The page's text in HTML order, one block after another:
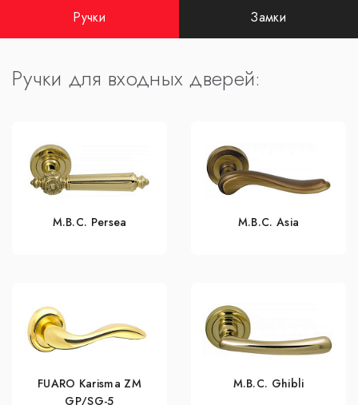
Ручки Замки
Ручки для входных дверей:
M.B.C. Persea M.B.C. Asia
FUARO Karisma ZM
GP/SG-5
M.B.C. Ghibli